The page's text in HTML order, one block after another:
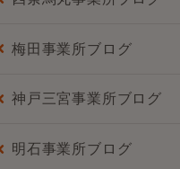
梅田事業所ブログ
神戸三宮事業所ブログ
明石事業所ブログ